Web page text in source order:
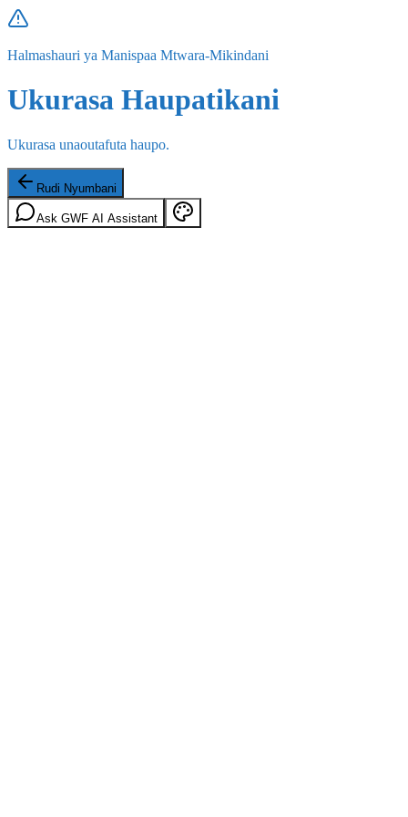
Halmashauri ya Manispaa Mtwara-Mikindani
Ukurasa Haupatikani
Ukurasa unaoutafuta haupo.
Rudi Nyumbani
Ask GWF AI Assistant